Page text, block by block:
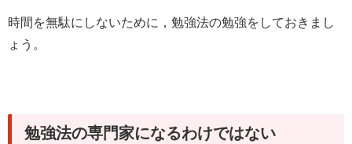
時間を無駄にしないために，勉強法の勉強をしておきまし
ょう。
勉強法の専門家になるわけではない